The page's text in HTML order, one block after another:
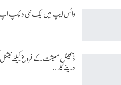
واٹس ایپ میں ایک نئی دلچسپ
ڈیجیٹل معیشت کے فروغ کیلئے نیشنل
دینے کا…